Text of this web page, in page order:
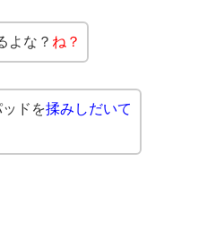
よな？ ね？
ドを揉みしだいて